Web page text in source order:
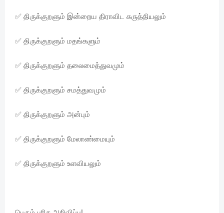
✅ திருக்குறளும் இன்றைய திராவிட கருத்தியலும்
✅ திருக்குறளும் மதங்களும்
✅ திருக்குறளும் தலைமைத்துவமும்
✅ திருக்குறளும் சமத்துவமும்
✅ திருக்குறளும் அன்பும்
✅ திருக்குறளும் மேலாண்மையும்
✅ திருக்குறளும் உளவியலும்